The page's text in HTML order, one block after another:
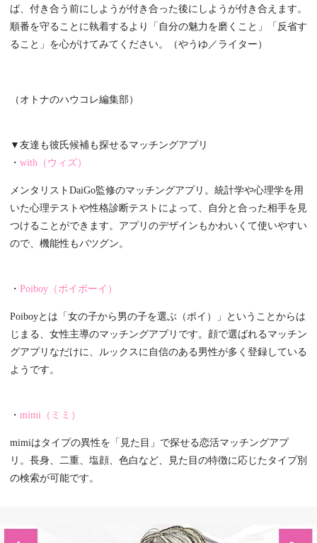
ば、付き合う前にしようが付き合った後にしようが付き合えます。
順番を守ることに執着するより「自分の魅力を磨くこと」「反省す
ること」を心がけてみてください。（やうゆ／ライター）
（オトナのハウコレ編集部）
▼友達も彼氏候補も探せるマッチングアプリ
・ with（ウィズ）
メンタリストDaiGo監修のマッチングアプリ。統計学や心理学を用
いた心理テストや性格診断テストによって、自分と合った相手を見
つけることができます。アプリのデザインもかわいくて使いやすい
ので、機能性もバツグン。
・ Poiboy（ポイボーイ）
Poiboyとは「女の子から男の子を選ぶ（ポイ）」ということからは
じまる、女性主導のマッチングアプリです。顔で選ばれるマッチン
グアプリなだけに、ルックスに自信のある男性が多く登録している
ようです。
・ mimi（ミミ）
mimiはタイプの異性を「見た目」で探せる恋活マッチングアプ
リ。長身、二重、塩顔、色白など、見た目の特徴に応じたタイプ別
の検索が可能です。